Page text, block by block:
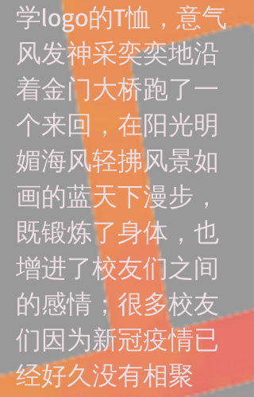
学logo的T恤，意气
风发神采奕奕地沿
着金门大桥跑了一
个来回，在阳光明
媚海风轻拂风景如
画的蓝天下漫步，
既锻炼了身体，也
增进了校友们之间
的感情；很多校友
们因为新冠疫情已
经好久没有相聚